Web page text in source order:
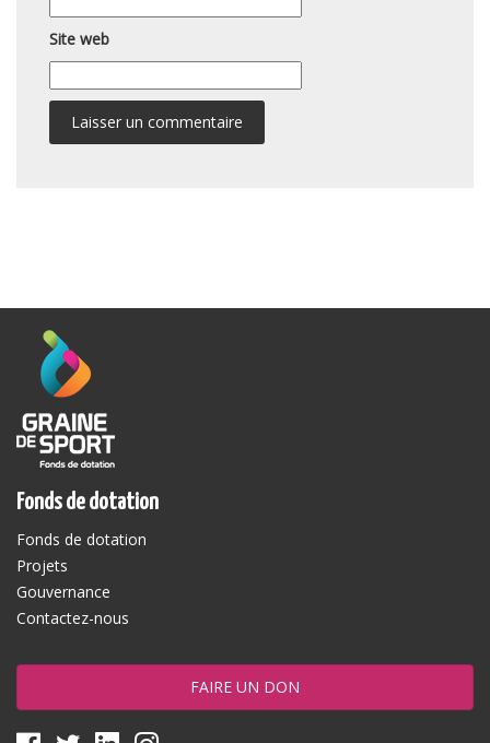
Site web
Fonds de dotation
Fonds de dotation
Projets
Gouvernance
Contactez-nous
FAIRE UN DON